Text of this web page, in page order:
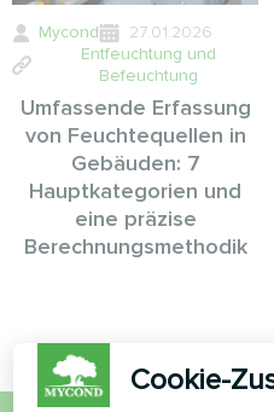
Mycond
27.01.2026
Entfeuchtung und
Befeuchtung
Umfassende Erfassung
von Feuchtequellen in
Gebäuden: 7
Hauptkategorien und
eine präzise
Berechnungsmethodik
Cookie-